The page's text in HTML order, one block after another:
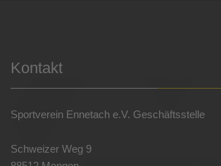
Kontakt
Sportverein Ennetach e.V. Geschäftsstelle
Schweizer Weg 9